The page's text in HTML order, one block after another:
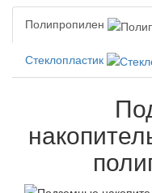
Полипропилен
Стеклопластик